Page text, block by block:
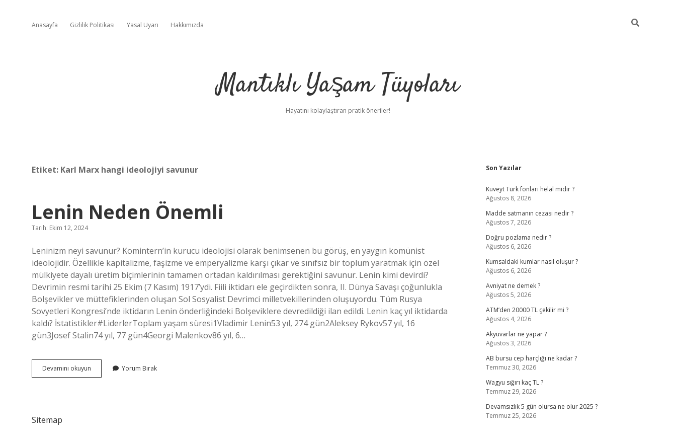
Anasayfa Gizlilik Politikası Yasal Uyarı Hakkımızda
Mantıklı Yaşam Tüyoları
Hayatını kolaylaştıran pratik öneriler!
Etiket: Karl Marx hangi ideolojiyi savunur
Lenin Neden Önemli
Tarih: Ekim 12, 2024
Leninizm neyi savunur? Komintern’in kurucu ideolojisi olarak benimsenen bu görüş, en yaygın komünist
ideolojidir. Özellikle kapitalizme, faşizme ve emperyalizme karşı çıkar ve sınıfsız bir toplum yaratmak için özel
mülkiyete dayalı üretim biçimlerinin tamamen ortadan kaldırılması gerektiğini savunur. Lenin kimi devirdi?
Devrimin resmi tarihi 25 Ekim (7 Kasım) 1917’ydi. Fiili iktidarı ele geçirdikten sonra, II. Dünya Savaşı çoğunlukla
Bolşevikler ve müttefiklerinden oluşan Sol Sosyalist Devrimci milletvekillerinden oluşuyordu. Tüm Rusya
Sovyetleri Kongresi’nde iktidarın Lenin önderliğindeki Bolşeviklere devredildiği ilan edildi. Lenin kaç yıl iktidarda
kaldı? İstatistikler#LiderlerToplam yaşam süresi1Vladimir Lenin53 yıl, 274 gün2Aleksey Rykov57 yıl, 16
gün3Josef Stalin74 yıl, 77 gün4Georgi Malenkov86 yıl, 6…
Devamını okuyun
Neden
Yorum Bırak
Sitemap
Sidebar
Son Yazılar
Kuveyt Türk fonları helal midir ?
Ağustos 8, 2026
Madde satmanın cezası nedir ?
Ağustos 7, 2026
Doğru pozlama nedir ?
Ağustos 6, 2026
Kumsaldaki kumlar nasıl oluşur ?
Ağustos 6, 2026
Avniyat ne demek ?
Ağustos 5, 2026
ATM’den 20000 TL çekilir mi ?
Ağustos 4, 2026
Akyuvarlar ne yapar ?
Ağustos 3, 2026
AB bursu cep harçlığı ne kadar ?
Temmuz 30, 2026
Wagyu sığırı kaç TL ?
Temmuz 29, 2026
Devamsızlık 5 gün olursa ne olur 2025 ?
Temmuz 25, 2026